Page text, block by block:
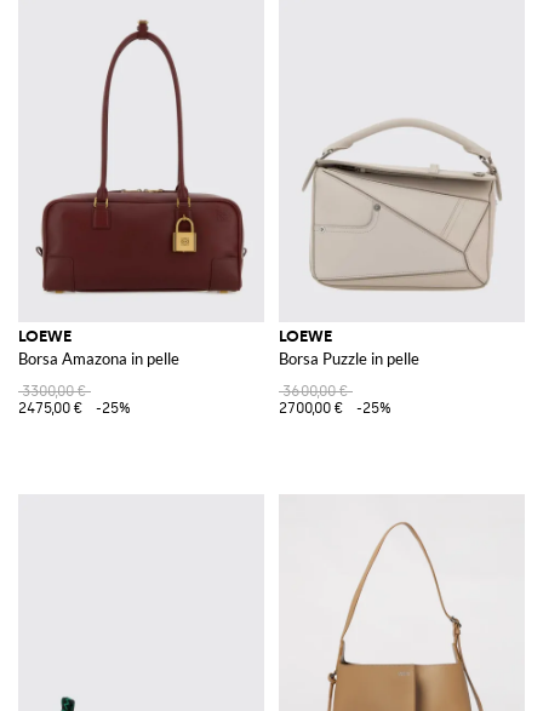
LOEWE
Borsa Amazona in pelle
3300,00 €
2475,00 €
-25%
LOEWE
Borsa Puzzle in pelle
3600,00 €
2700,00 €
-25%